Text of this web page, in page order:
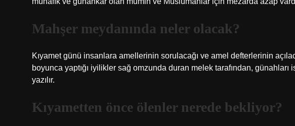
Mahşer meydanında neler olacak?
Kıyamet günü insanlara amellerinin sorulacağı ve amel defterlerinin
boyunca yaptığı iyilikler sağ omzunda duran melek tarafından,
yazılır.
Kıyametten önce ölenler nerede bekliyor?